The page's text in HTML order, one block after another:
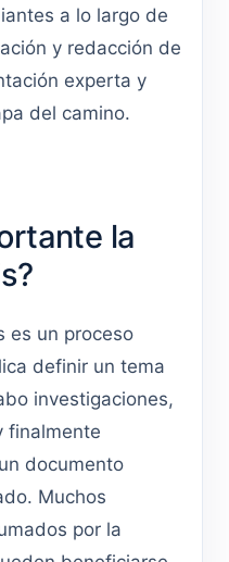
a lo largo de
y redacción de
experta y
del camino.
la
es un proceso
definir un tema
investigaciones,
finalmente
documento
Muchos
por la